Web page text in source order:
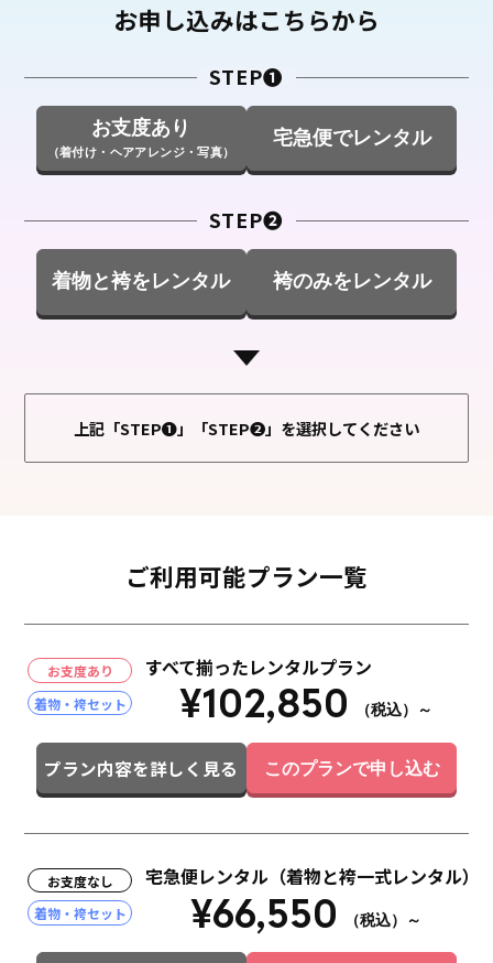
お申し込みはこちらから
STEP❶
お支度あり
（着付け・ヘアアレンジ・写真）
宅急便でレンタル
STEP❷
着物と袴をレンタル 袴のみをレンタル
上記「STEP❶」「STEP❷」を選択してください
ご利用可能プラン一覧
お支度あり
着物・袴セット
すべて揃ったレンタルプラン
¥102,850 （税込）～
プラン内容を詳しく見る このプランで申し込む
お支度なし
着物・袴セット
宅急便レンタル（着物と袴一式レンタル）
¥66,550 （税込）～